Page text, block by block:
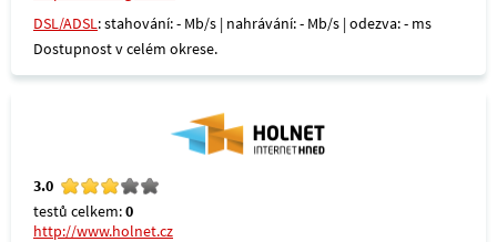
DSL/ADSL: stahování: - Mb/s | nahrávání: - Mb/s | odezva: - ms
Dostupnost v celém okrese.
3.0
testů celkem:0
http://www.holnet.cz